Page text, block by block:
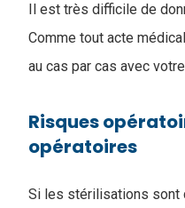
Il est très difficile de
Comme tout acte
au cas par cas avec
Risques
opératoires
Si les stérilisations sont